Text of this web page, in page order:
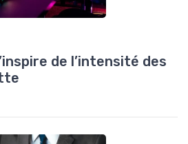
de l’intensité des